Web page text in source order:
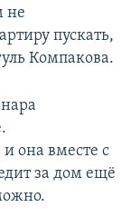
не
пускать,
Компакова.
она вместе с
за дом ещё